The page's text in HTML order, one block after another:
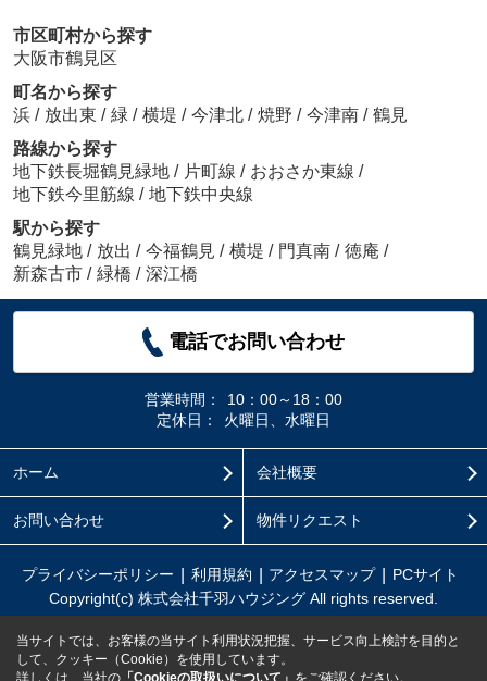
市区町村から探す
大阪市鶴見区
町名から探す
浜 / 放出東 / 緑 / 横堤 / 今津北 / 焼野 / 今津南 / 鶴見
路線から探す
地下鉄長堀鶴見緑地 / 片町線 / おおさか東線 /
地下鉄今里筋線 / 地下鉄中央線
駅から探す
鶴見緑地 / 放出 / 今福鶴見 / 横堤 / 門真南 / 徳庵 /
新森古市 / 緑橋 / 深江橋
電話でお問い合わせ
営業時間：
10：00～18：00
定休日：
火曜日、水曜日
ホーム 会社概要
お問い合わせ 物件リクエスト
プライバシーポリシー 利用規約 アクセスマップ
PCサイト
Copyright(c) 株式会社千羽ハウジング All rights reserved.
当サイトでは、お客様の当サイト利用状況把握、サービス向上検討を目的と
して、クッキー（Cookie）を使用しています。
詳しくは、当社の 「Cookieの取扱いについて」 をご確認ください。